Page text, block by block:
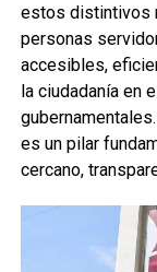
estos distintivos
personas
accesibles,
la ciudadanía en
es un pilar
cercano,